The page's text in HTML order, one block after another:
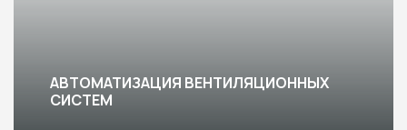
АВТОМАТИЗАЦИЯ ВЕНТИЛЯЦИОННЫХ
СИСТЕМ